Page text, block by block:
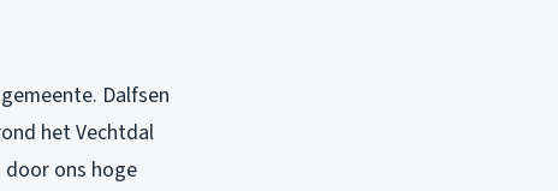
Dalfsen
het Vechtdal
door ons hoge